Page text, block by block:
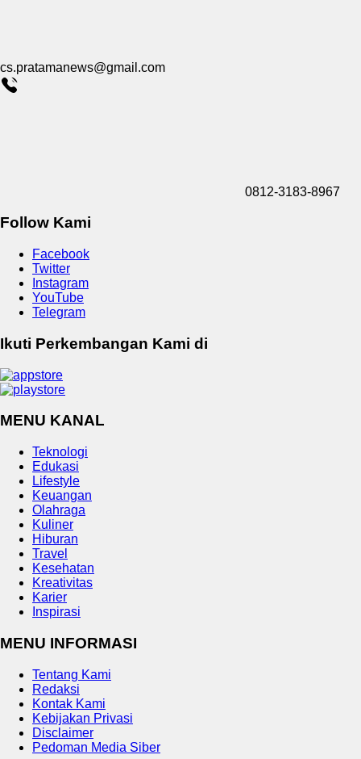
cs.pratamanews@gmail.com
0812-3183-8967
Follow Kami
Facebook
Twitter
Instagram
YouTube
Telegram
Ikuti Perkembangan Kami di
MENU KANAL
Teknologi
Edukasi
Lifestyle
Keuangan
Olahraga
Kuliner
Hiburan
Travel
Kesehatan
Kreativitas
Karier
Inspirasi
MENU INFORMASI
Tentang Kami
Redaksi
Kontak Kami
Kebijakan Privasi
Disclaimer
Pedoman Media Siber